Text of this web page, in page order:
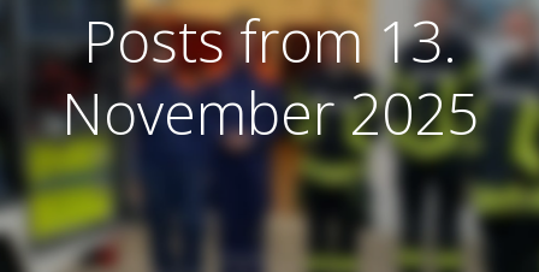
Posts from 13.
November 2025